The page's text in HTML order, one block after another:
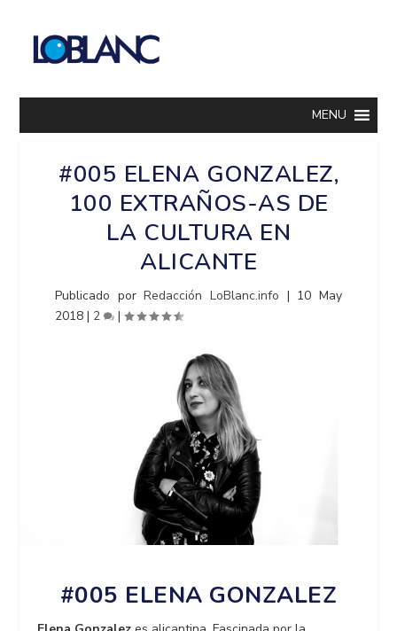
MENU
#005 ELENA GONZALEZ,
100 EXTRAÑOS-AS DE
LA CULTURA EN
ALICANTE
Publicado porRedacción LoBlanc.info | 10 May
2018 | 2 |
#005 ELENA GONZALEZ